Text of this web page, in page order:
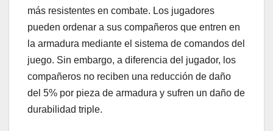
más resistentes en combate. Los jugadores
pueden ordenar a sus compañeros que entren en
la armadura mediante el sistema de comandos del
juego. Sin embargo, a diferencia del jugador, los
compañeros no reciben una reducción de daño
del 5% por pieza de armadura y sufren un daño de
durabilidad triple.